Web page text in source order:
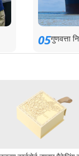
05गुणवत्ता